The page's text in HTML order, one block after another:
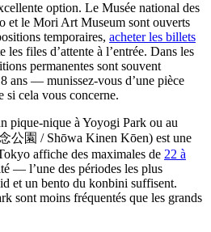
option. Le Musée national des
et le Mori Art Museum sont ouverts
temporaires, acheter les billets
les files d’attente à l’entrée. Dans les
permanentes sont souvent
ans — munissez-vous d’une pièce
si cela vous concerne.
pique-nique à Yoyogi Park ou au
公園 / Shōwa Kinen Kōen) est une
affiche des maximales de 22 à
— l’une des périodes les plus
et un bento du konbini suffisent.
sont moins fréquentés que les grands